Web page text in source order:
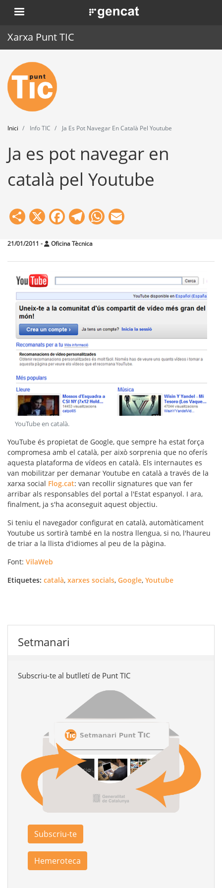
Vés
al
. Obre en una nova finestra.
Xarxa Punt TIC
Inici
Punt TIC
Actualitat
Agenda
Formació
Eines
Inici Info TIC Ja Es Pot Navegar En Català Pel Youtube
Ja es pot navegar en
català pel Youtube
Share
X Facebook
Telegram
WhatsApp
21/01/2011 - Oficina Tècnica
YouTube en català.
YouTube és propietat de Google, que sempre ha estat força
compromesa amb el català, per això sorprenia que no oferís
aquesta plataforma de vídeos en català. Els internautes es
van mobilitzar per demanar Youtube en català a través de la
xarxa social Flog.cat: van recollir signatures que van fer
arribar als responsables del portal a l'Estat espanyol. I ara,
finalment, ja s'ha aconseguit aquest objectiu.
Si teniu el navegador configurat en català, automàticament
Youtube us sortirà també en la nostra llengua, si no, l'haureu
de triar a la llista d'idiomes al peu de la pàgina.
Font: VilaWeb
Etiquetes: català, xarxes socials, Google, Youtube
Setmanari
Subscriu-te al butlletí de Punt TIC
Subscriu-te
Hemeroteca